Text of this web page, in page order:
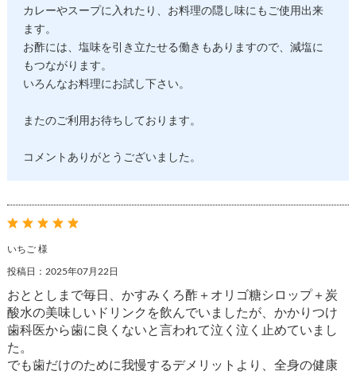
カレーやスープに入れたり、お料理の隠し味にもご使用出来
ます。
お酢には、塩味を引き立たせる働きもありますので、減塩に
もつながります。
いろんなお料理にお試し下さい。
またのご利用お待ちしております。
コメントありがとうございました。
いちご 様
投稿日：2025年07月22日
おととしまで毎日、かすみくろ酢＋オリゴ糖シロップ＋炭
酸水の美味しいドリンクを飲んでいましたが、かかりつけ
歯科医から歯に良くないと言われて泣く泣く止めていまし
た。
でも歯だけのために我慢するデメリットより、全身の健康